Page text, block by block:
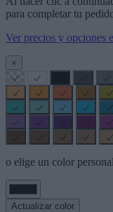
para completar tu
Ver precios y opciones
×
o elige un color
Actualizar color